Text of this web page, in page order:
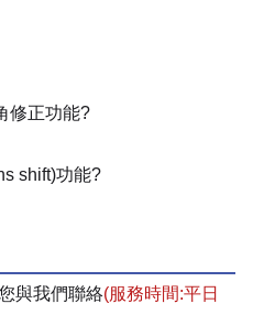
修正功能?
shift)功能?
與我們聯絡(服務時間:平日